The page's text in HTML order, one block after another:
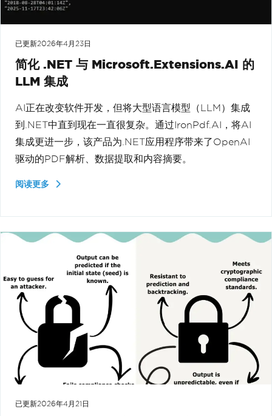
已更新2026年4月23日
简化 .NET 与 Microsoft.Extensions.AI 的
LLM 集成
AI正在改变软件开发，但将大型语言模型（LLM）集成
到.NET中直到现在一直很复杂。通过IronPdf.AI，将AI
集成更进一步，该产品为.NET应用程序带来了OpenAI
驱动的PDF解析、数据提取和内容摘要。
阅读更多
已更新2026年4月21日